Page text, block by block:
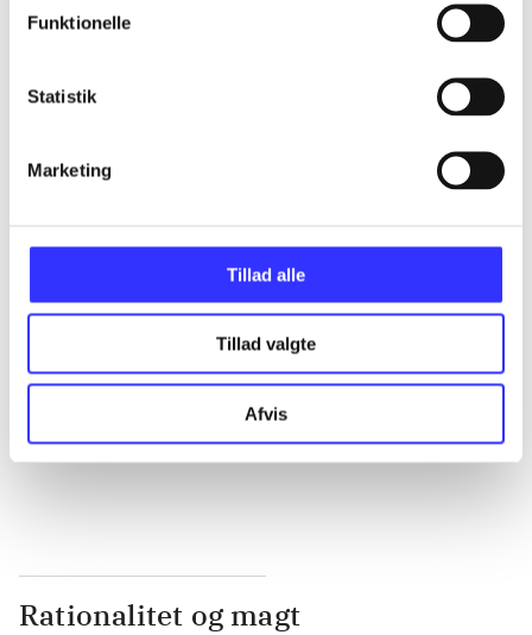
Funktionelle
Statistik
Marketing
Tillad alle
Tillad valgte
Afvis
Artikler
...
Rationalitet og magt